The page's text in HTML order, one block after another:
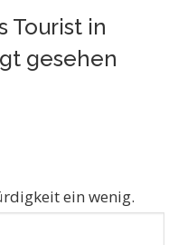
Tourist in
gesehen
ein wenig.